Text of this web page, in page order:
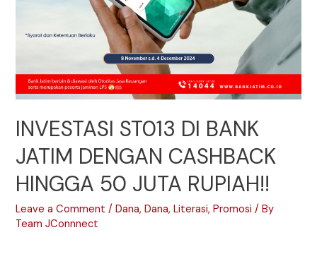
INVESTASI ST013 DI BANK
JATIM DENGAN CASHBACK
HINGGA 50 JUTA RUPIAH!!
Leave a Comment /Dana,Dana,Literasi,Promosi / By
Team JConnnect